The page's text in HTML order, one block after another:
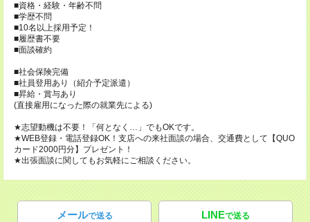
■資格・経験・年齢不問
■学歴不問
■10名以上採用予定！
■履歴書不要
■面談確約
■社会保険完備
■社員登用あり（紹介予定派遣）
■昇給・賞与あり
(直接雇用になった際の就業先による)
★志望動機は不要！「何となく…」でもOKです。
★WEB登録・電話登録OK！支店への来社面談の場合、交通費として【QUO
カード2000円分】プレゼント！
★出張面談に関してもお気軽にご相談ください。
メールで送る LINEで送る